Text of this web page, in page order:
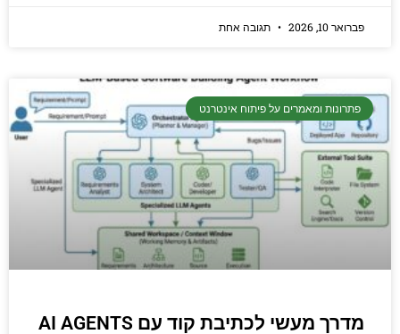
פברואר 10, 2026 תגובה אחת
פתרונות ומאמרים על פיתוח אינטרנט
מדרך מעשי לכתיבת קוד עם AI AGENTS